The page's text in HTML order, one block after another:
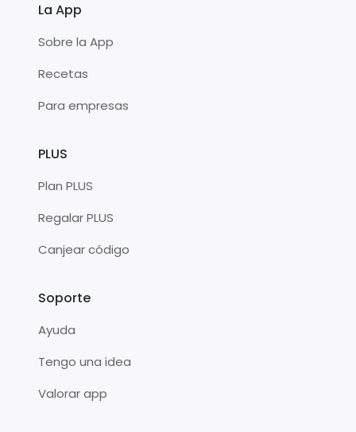
La App
Sobre la App
Recetas
Para empresas
PLUS
Plan PLUS
Regalar PLUS
Canjear código
Soporte
Ayuda
Tengo una idea
Valorar app